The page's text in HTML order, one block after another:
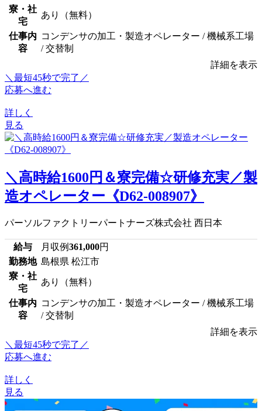
寮・社
宅
あり（無料）
仕事内
容
コンデンサの加工・製造オペレーター / 機械系工場
/ 交替制
詳細を表示
＼最短45秒で完了／
応募へ進む
詳しく
見る
＼高時給1600円＆寮完備☆研修充実／製
造オペレーター《D62-008907》
パーソルファクトリーパートナーズ株式会社 西日本
給与 月収例361,000円
勤務地 島根県 松江市
寮・社
宅
あり（無料）
仕事内
容
コンデンサの加工・製造オペレーター / 機械系工場
/ 交替制
詳細を表示
＼最短45秒で完了／
応募へ進む
詳しく
見る